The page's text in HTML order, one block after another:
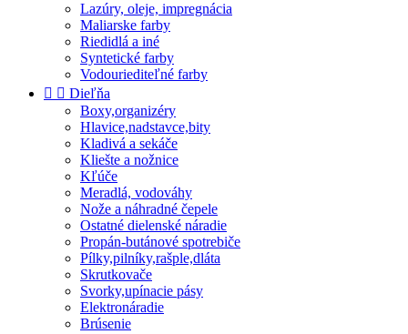
Lazúry, oleje, impregnácia
Maliarske farby
Riedidlá a iné
Syntetické farby
Vodouriediteľné farby
  Dieľňa
Boxy,organizéry
Hlavice,nadstavce,bity
Kladivá a sekáče
Kliešte a nožnice
Kľúče
Meradlá, vodováhy
Nože a náhradné čepele
Ostatné dielenské náradie
Propán-butánové spotrebiče
Pílky,pilníky,rašple,dláta
Skrutkovače
Svorky,upínacie pásy
Elektronáradie
Brúsenie